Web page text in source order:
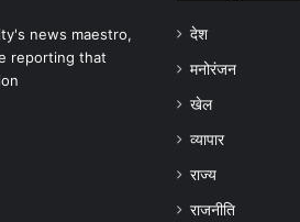
news maestro,
reporting that
देश
मनोरंजन
खेल
व्यापार
राज्य
राजनीति